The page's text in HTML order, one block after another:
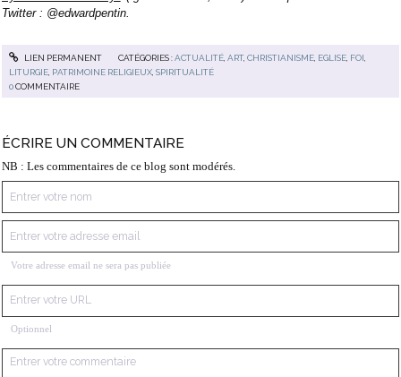
Twitter : @edwardpentin.
LIEN PERMANENT CATÉGORIES :ACTUALITÉ, ART, CHRISTIANISME, EGLISE, FOI
LITURGIE PATRIMOINE RELIGIEUX ,SPIRITUALITÉ
0COMMENTAIRE
ÉCRIRE UN COMMENTAIRE
NB : Les commentaires de ce blog sont modérés.
Votre adresse email ne sera pas publiée
Optionnel